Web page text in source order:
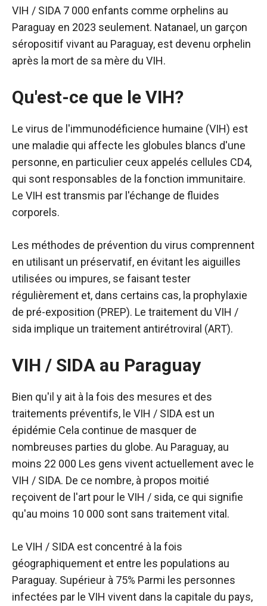
VIH / SIDA 7 000 enfants comme orphelins au
Paraguay en 2023 seulement. Natanael, un garçon
séropositif vivant au Paraguay, est devenu orphelin
après la mort de sa mère du VIH.
Qu'est-ce que le VIH?
Le virus de l'immunodéficience humaine (VIH) est
une maladie qui affecte les globules blancs d'une
personne, en particulier ceux appelés cellules CD4,
qui sont responsables de la fonction immunitaire.
Le VIH est transmis par l'échange de fluides
corporels.
Les méthodes de prévention du virus comprennent
en utilisant un préservatif, en évitant les aiguilles
utilisées ou impures, se faisant tester
régulièrement et, dans certains cas, la prophylaxie
de pré-exposition (PREP). Le traitement du VIH /
sida implique un traitement antirétroviral (ART).
VIH / SIDA au Paraguay
Bien qu'il y ait à la fois des mesures et des
traitements préventifs, le VIH / SIDA est un
épidémie Cela continue de masquer de
nombreuses parties du globe. Au Paraguay, au
moins 22 000 Les gens vivent actuellement avec le
VIH / SIDA. De ce nombre, à propos moitié
reçoivent de l'art pour le VIH / sida, ce qui signifie
qu'au moins 10 000 sont sans traitement vital.
Le VIH / SIDA est concentré à la fois
géographiquement et entre les populations au
Paraguay. Supérieur à 75% Parmi les personnes
infectées par le VIH vivent dans la capitale du pays,